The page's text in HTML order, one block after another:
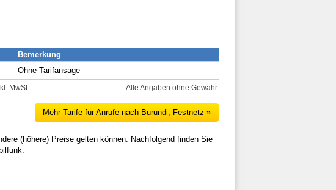
Bemerkung
Ohne Tarifansage
Alle Angaben ohne Gewähr.
MwSt.
Mehr Tarife für Anrufe nach Burundi, Festnetz »
(höhere) Preise gelten können. Nachfolgend finden Sie